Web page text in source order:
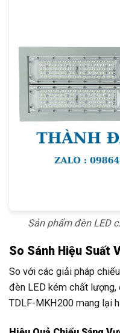
Sản phẩm đèn LED
So Sánh Hiệu Suất
So với các giải pháp
đèn LED kém chất lượng,
TDLF-MKH200 mang lại